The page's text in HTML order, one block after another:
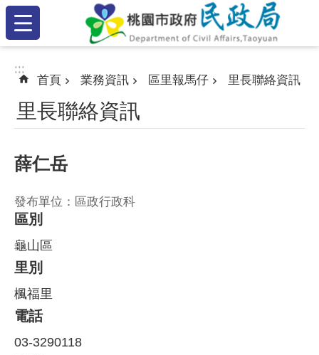
跳到主要內容區塊
:::
:::
:::
首頁 業務資訊 區里報馬仔 里長聯絡資訊
里長聯絡資訊
薛仁岳
發布單位：區政行政科
區別
龜山區
里別
楓福里
電話
03-3290118